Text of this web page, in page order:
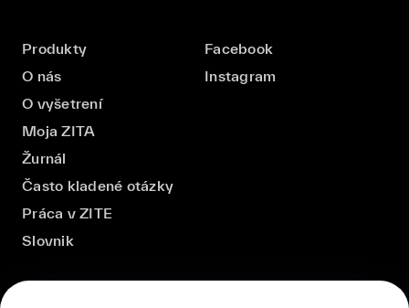
Produkty
O nás
O vyšetrení
Moja ZITA
Žurnál
Často kladené otázky
Práca v ZITE
Slovnik
Facebook
Instagram